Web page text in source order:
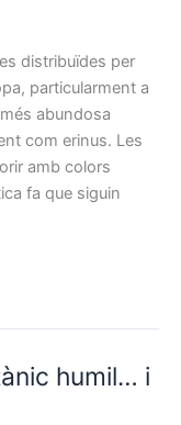
distribuïdes per
particularment a
abundosa
com erinus. Les
amb colors
fa que siguin
humil… i